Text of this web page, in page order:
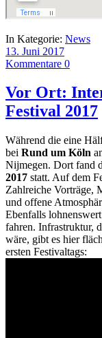
In Kategorie: News
13. Juni 2017
Kommentare 0
Vor Ort:
Festival 2017
Während die eine
bei Rund um Köln
Nijmegen. Dort fand
2017 statt. Auf dem
Zahlreiche Vorträge,
und offene
Ebenfalls
fahren. Infrastruktur,
wäre, gibt es hier
ersten Festivaltags: